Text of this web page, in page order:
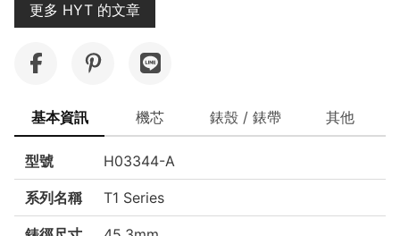
更多 HYT 的文章
基本資訊 機芯 錶殼 / 錶帶 其他
型號 H03344-A
系列名稱 T1 Series